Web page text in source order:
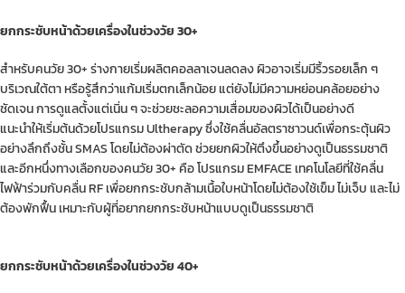
ยกกระชับหน้าด้วยเครื่องในช่วงวัย 30+
สำหรับคนวัย 30+ ร่างกายเริ่มผลิตคอลลาเจนลดลง ผิวอาจเริ่มมีริ้วรอยเล็ก ๆ
บริเวณใต้ตา หรือรู้สึกว่าแก้มเริ่มตกเล็กน้อย แต่ยังไม่มีความหย่อนคล้อยอย่าง
ชัดเจน การดูแลตั้งแต่เนิ่น ๆ จะช่วยชะลอความเสื่อมของผิวได้เป็นอย่างดี
แนะนำให้เริ่มต้นด้วยโปรแกรม Ultherapy ซึ่งใช้คลื่นอัลตราซาวนด์เพื่อกระตุ้นผิว
อย่างลึกถึงชั้น SMAS โดยไม่ต้องผ่าตัด ช่วยยกผิวให้ตึงขึ้นอย่างดูเป็นธรรมชาติ
และอีกหนึ่งทางเลือกของคนวัย 30+ คือ โปรแกรม EMFACE เทคโนโลยีที่ใช้คลื่น
ไฟฟ้าร่วมกับคลื่น RF เพื่อยกกระชับกล้ามเนื้อใบหน้าโดยไม่ต้องใช้เข็ม ไม่เจ็บ และไม่
ต้องพักฟื้น เหมาะกับผู้ที่อยากยกกระชับหน้าแบบดูเป็นธรรมชาติ
ยกกระชับหน้าด้วยเครื่องในช่วงวัย 40+